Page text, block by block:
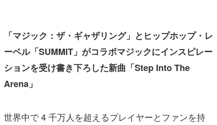
「マジック：ザ・ギャザリング」とヒップホップ・レ
ーベル「SUMMIT」がコラボマジックにインスピレー
ションを受け書き下ろした新曲「Step Into The
Arena」
世界中で 4 千万人を超えるプレイヤーとファンを持